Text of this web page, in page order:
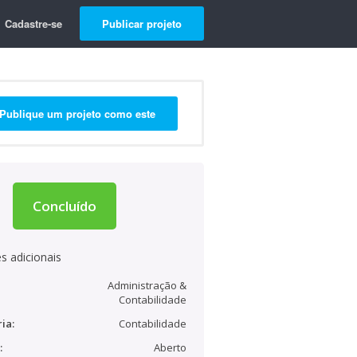
Cadastre-se Publicar projeto
Publique um projeto como este
Concluído
adicionais
Administração &
Contabilidade
Contabilidade
Aberto